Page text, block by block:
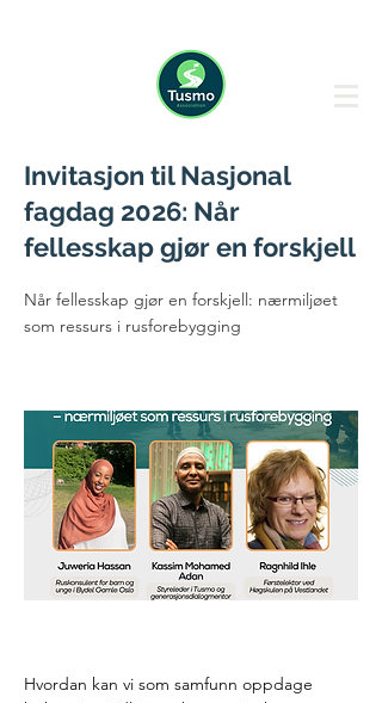
Invitasjon til Nasjonal
fagdag 2026: Når
fellesskap gjør en forskjell
Når fellesskap gjør en forskjell: nærmiljøet
som ressurs i rusforebygging
Hvordan kan vi som samfunn oppdage